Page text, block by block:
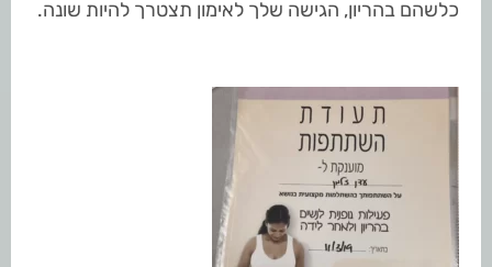
כלשהם בהריון, הגישה שלך לאימון תצטרך להיות שונה.